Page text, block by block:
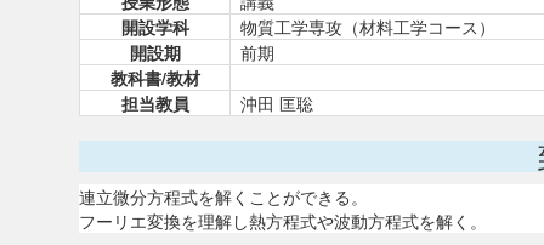
開設学科
物質工学専攻（材料工学コース）
開設期
前期
教科書/教材
担当教員
沖田 匡聡
連立微分方程式を解くことができる。
フーリエ変換を理解し熱方程式や波動方程式を解く。